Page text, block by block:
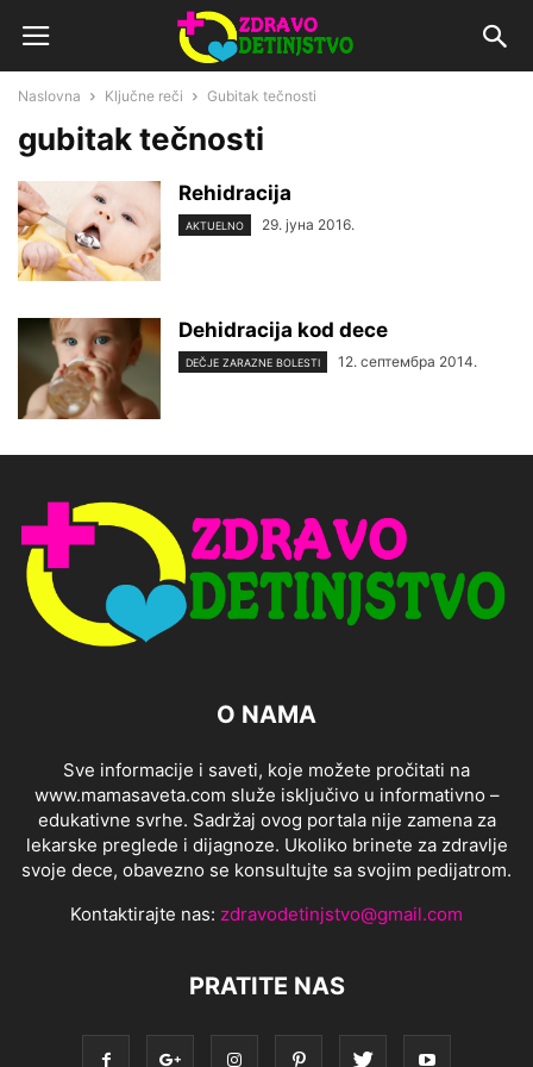
Naslovna Ključne reči Gubitak tečnosti
gubitak tečnosti
Rehidracija
AKTUELNO 29. јуна 2016.
Dehidracija kod dece
DEČJE ZARAZNE BOLESTI 12. септембра 2014.
O NAMA
Sve informacije i saveti, koje možete pročitati na
www.mamasaveta.com služe isključivo u informativno –
edukativne svrhe. Sadržaj ovog portala nije zamena za
lekarske preglede i dijagnoze. Ukoliko brinete za zdravlje
svoje dece, obavezno se konsultujte sa svojim pedijatrom.
Kontaktirajte nas: zdravodetinjstvo@gmail.com
PRATITE NAS